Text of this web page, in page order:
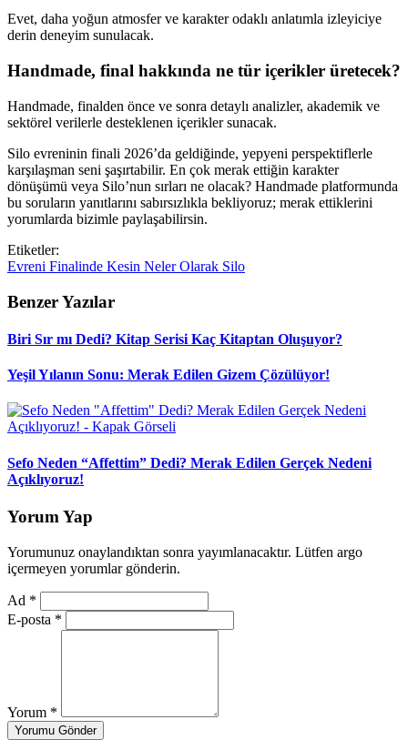
Evet, daha yoğun atmosfer ve karakter odaklı anlatımla izleyiciye
derin deneyim sunulacak.
Handmade, final hakkında ne tür içerikler üretecek?
Handmade, finalden önce ve sonra detaylı analizler, akademik ve
sektörel verilerle desteklenen içerikler sunacak.
Silo evreninin finali 2026’da geldiğinde, yepyeni perspektiflerle
karşılaşman seni şaşırtabilir. En çok merak ettiğin karakter
dönüşümü veya Silo’nun sırları ne olacak? Handmade platformunda
bu soruların yanıtlarını sabırsızlıkla bekliyoruz; merak ettiklerini
yorumlarda bizimle paylaşabilirsin.
Etiketler:
Evreni Finalinde Kesin NelerOlarak Silo
Benzer Yazılar
Biri Sır mı Dedi? Kitap Serisi Kaç Kitaptan Oluşuyor?
Yeşil Yılanın Sonu: Merak Edilen Gizem Çözülüyor!
Sefo Neden “Affettim” Dedi? Merak Edilen Gerçek Nedeni
Açıklıyoruz!
Yorum Yap
Yorumunuz onaylandıktan sonra yayımlanacaktır. Lütfen argo
içermeyen yorumlar gönderin.
Ad *
E-posta *
Yorum *
Yorumu Gönder